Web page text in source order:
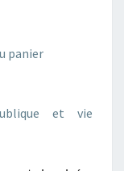
panier